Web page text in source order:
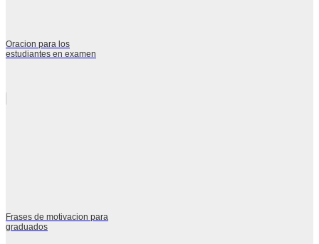
Oracion para los
estudiantes en examen
Frases de motivacion para
graduados